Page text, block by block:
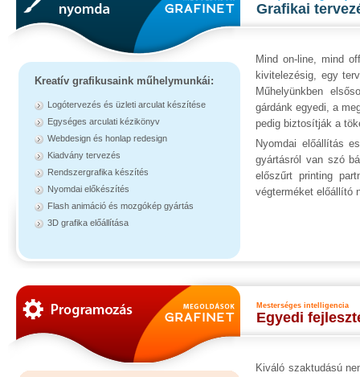
Grafikai
Kreatív grafikusaink műhelymunkái:
Logótervezés és üzleti arculat készítése
Egységes arculati kézikönyv
Webdesign és honlap redesign
Kiadvány tervezés
Rendszergrafika készítés
Nyomdai előkészítés
Flash animáció és mozgókép gyártás
3D grafika előállítása
Mind on-line, mind
kivitelezésig, egy
Műhelyünkben
gárdánk egyedi, a
pedig biztosítják a
Nyomdai előállítás
gyártásról van szó
előszűrt printing
végterméket előállító
Mesterséges intelligencia
Egyedi
Kiváló szaktudású